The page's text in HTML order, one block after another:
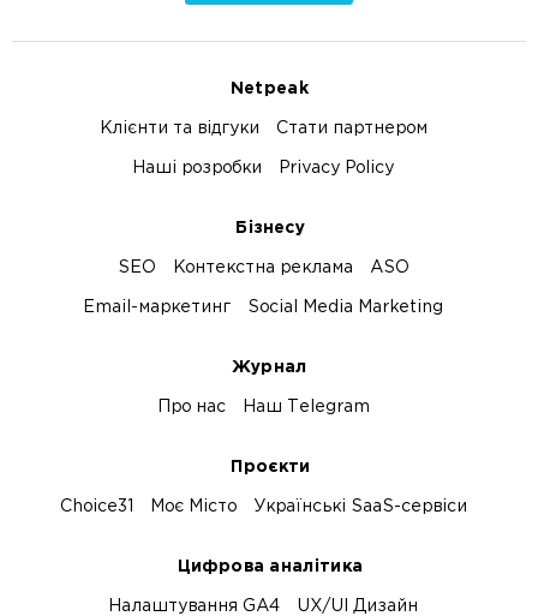
Netpeak
Клієнти та відгуки Стати партнером
Наші розробки Privacy Policy
Бізнесу
SEO Контекстна реклама ASO
Email-маркетинг Social Media Marketing
Журнал
Про нас Наш Telegram
Проєкти
Choice31 Моє Місто Українські SaaS-сервіси
Цифрова аналітика
Налаштування GA4 UX/UI Дизайн